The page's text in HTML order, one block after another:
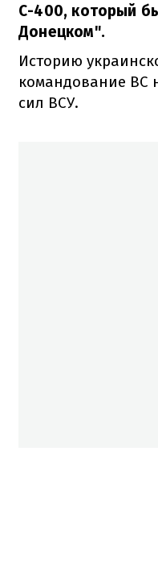
С-400, который
Донецком".
Историю
командование ВС
сил ВСУ.